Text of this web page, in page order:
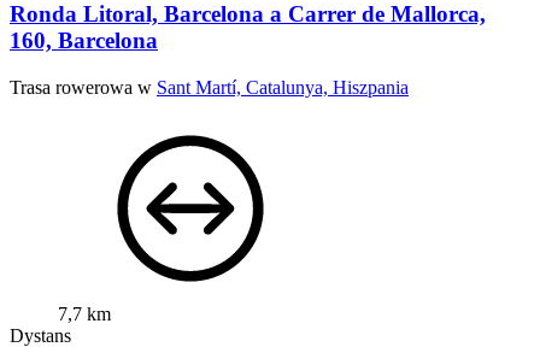
Ronda Litoral, Barcelona a Carrer de Mallorca,
160, Barcelona
Trasa rowerowa w Sant Martí, Catalunya, Hiszpania
7,7 km
Dystans